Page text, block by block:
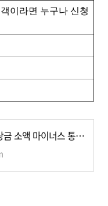
이라면 누구나 신청
사이다 뱅크 500 비상금 소액 마이너스 통장 대출 무직자 신청 조건 장점